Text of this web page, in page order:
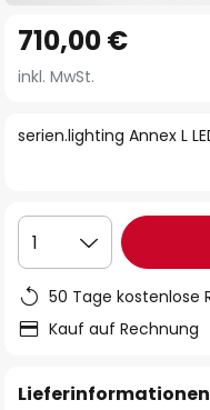
Anfang
der
springen
serien.lighting Annex L
710,00 €
inkl. MwSt.
1
50 Tage kostenlose
Kauf auf Rechnung
Lieferinformationen